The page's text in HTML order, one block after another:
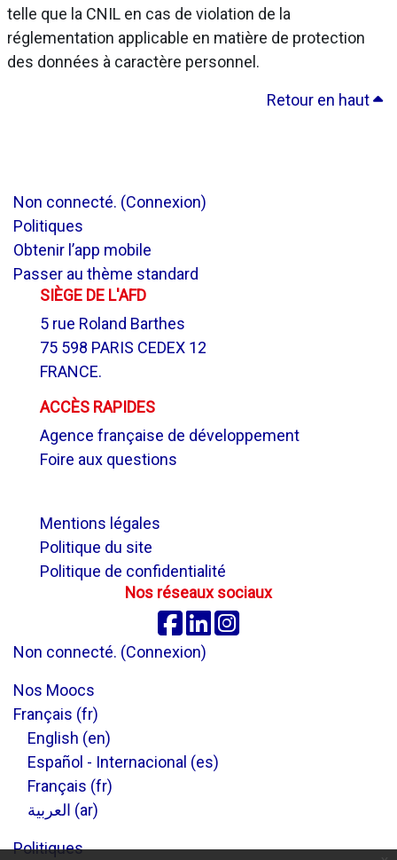
telle que la CNIL en cas de violation de la
réglementation applicable en matière de protection
des données à caractère personnel.
Retour en haut
Non connecté. (Connexion)
Politiques
Obtenir l’app mobile
Passer au thème standard
SIÈGE DE L'AFD
5 rue Roland Barthes
75 598 PARIS CEDEX 12
FRANCE.
ACCÈS RAPIDES
Agence française de développement
Foire aux questions
Mentions légales
Politique du site
Politique de confidentialité
Nos réseaux sociaux
Facebook
Linkedin
Non connecté. (Connexion)
Nos Moocs
Français ‎(fr)‎
English ‎(en)‎
Español - Internacional ‎(es)‎
Français ‎(fr)‎
العربية ‎(ar)‎
Politiques